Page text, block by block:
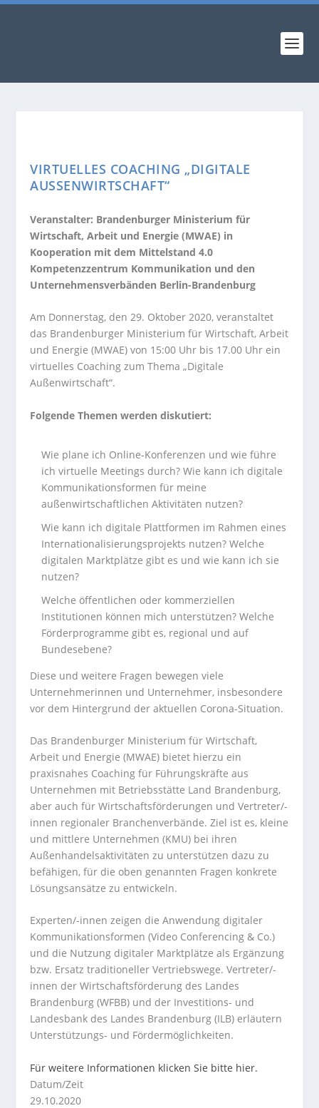
VIRTUELLES COACHING „DIGITALE
AUSSENWIRTSCHAFT“
Veranstalter: Brandenburger Ministerium für
Wirtschaft, Arbeit und Energie (MWAE) in
Kooperation mit dem Mittelstand 4.0
Kompetenzzentrum Kommunikation und den
Unternehmensverbänden Berlin-Brandenburg
Am Donnerstag, den 29. Oktober 2020, veranstaltet
das Brandenburger Ministerium für Wirtschaft, Arbeit
und Energie (MWAE) von 15:00 Uhr bis 17.00 Uhr ein
virtuelles Coaching zum Thema „Digitale
Außenwirtschaft“.
Folgende Themen werden diskutiert:
Wie plane ich Online-Konferenzen und wie führe
ich virtuelle Meetings durch? Wie kann ich digitale
Kommunikationsformen für meine
außenwirtschaftlichen Aktivitäten nutzen?
Wie kann ich digitale Plattformen im Rahmen eines
Internationalisierungsprojekts nutzen? Welche
digitalen Marktplätze gibt es und wie kann ich sie
nutzen?
Welche öffentlichen oder kommerziellen
Institutionen können mich unterstützen? Welche
Förderprogramme gibt es, regional und auf
Bundesebene?
Diese und weitere Fragen bewegen viele
Unternehmerinnen und Unternehmer, insbesondere
vor dem Hintergrund der aktuellen Corona-Situation.
Das Brandenburger Ministerium für Wirtschaft,
Arbeit und Energie (MWAE) bietet hierzu ein
praxisnahes Coaching für Führungskräfte aus
Unternehmen mit Betriebsstätte Land Brandenburg,
aber auch für Wirtschaftsförderungen und Vertreter/-
innen regionaler Branchenverbände. Ziel ist es, kleine
und mittlere Unternehmen (KMU) bei ihren
Außenhandelsaktivitäten zu unterstützen dazu zu
befähigen, für die oben genannten Fragen konkrete
Lösungsansätze zu entwickeln.
Experten/-innen zeigen die Anwendung digitaler
Kommunikationsformen (Video Conferencing & Co.)
und die Nutzung digitaler Marktplätze als Ergänzung
bzw. Ersatz traditioneller Vertriebswege. Vertreter/-
innen der Wirtschaftsförderung des Landes
Brandenburg (WFBB) und der Investitions- und
Landesbank des Landes Brandenburg (ILB) erläutern
Unterstützungs- und Fördermöglichkeiten.
Für weitere Informationen klicken Sie bitte hier.
Datum/Zeit
29.10.2020